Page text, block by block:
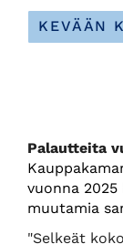
KEVÄÄN
Palautteita
vuonna 2025
muutamia
"Selkeät